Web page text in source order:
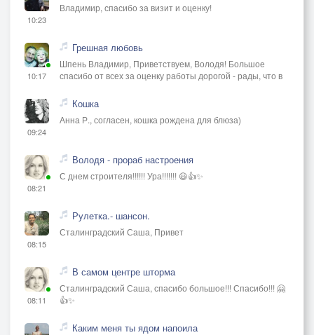
10:23
Владимир, спасибо за визит и оценку!
10:17
Грешная любовь
Шпень Владимир, Приветствуем, Володя! Большое
спасибо от всех за оценку работы дорогой - рады, что в
09:24
Кошка
Анна Р., согласен, кошка рождена для блюза)
08:21
Володя - прораб настроения
С днем строителя!!!!!! Ура!!!!!!! 😃👍✨
08:15
Рулетка.- шансон.
Сталинградский Саша, Привет
08:11
В самом центре шторма
Сталинградский Саша, спасибо большое!!! Спасибо!!! 🤗
👍✨
Каким меня ты ядом напоила